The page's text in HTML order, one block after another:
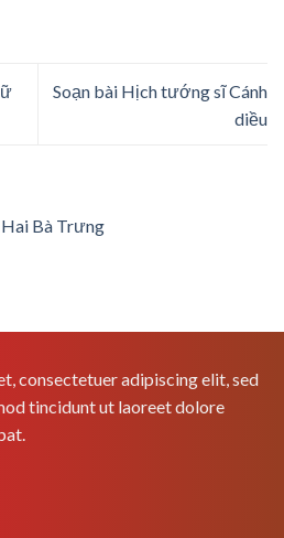
Soạn bài Hịch tướng sĩ Cánh
diều
Bà Trưng
consectetuer adipiscing elit, sed
tincidunt ut laoreet dolore